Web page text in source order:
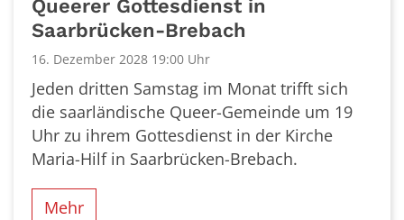
Queerer Gottesdienst in
Saarbrücken-Brebach
16. Dezember 2028 19:00 Uhr
Jeden dritten Samstag im Monat trifft sich
die saarländische Queer-Gemeinde um 19
Uhr zu ihrem Gottesdienst in der Kirche
Maria-Hilf in Saarbrücken-Brebach.
Mehr